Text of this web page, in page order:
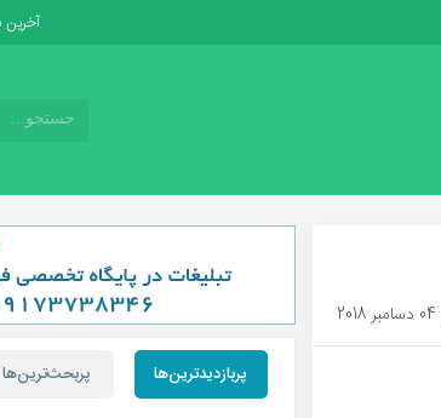
آخرین
پربازدیدترین‌ها پربحث‌ترین‌ها